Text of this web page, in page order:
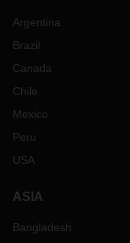
Argentina
Brazil
Canada
Chile
Mexico
Peru
USA
ASIA
Bangladesh